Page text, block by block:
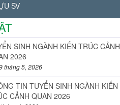
SV
SINH NGÀNH KIẾN TRÚC CẢNH
2026
tháng 5, 2026
TIN TUYỂN SINH NGÀNH KIẾN
CẢNH QUAN 2026